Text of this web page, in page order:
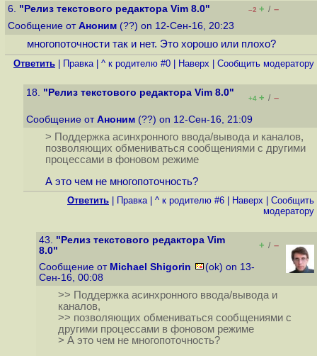
6. "Релиз текстового редактора Vim 8.0" –2 + / –
Сообщение от Аноним (??) on 12-Сен-16, 20:23
многопоточности так и нет. Это хорошо или плохо?
Ответить Правка| ^ к родителю #0 Наверх Cообщить модератору
18. "Релиз текстового редактора Vim 8.0"
+4 + / –
Сообщение от Аноним (??) on 12-Сен-16, 21:09
> Поддержка асинхронного ввода/вывода и каналов,
позволяющих обмениваться сообщениями с другими
процессами в фоновом режиме
А это чем не многопоточность?
Ответить Правка| ^ к родителю #6 Наверх
Cообщить
модератору
43. "Релиз текстового редактора Vim
8.0"
+ / –
Сообщение от Michael Shigorin
(ok) on 13-
Сен-16, 00:08
>> Поддержка асинхронного ввода/вывода и
каналов,
>> позволяющих обмениваться сообщениями с
другими процессами в фоновом режиме
> А это чем не многопоточность?